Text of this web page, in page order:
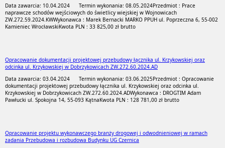
Data zawarcia: 10.04.2024 Termin wykonania: 08.05.2024Przedmiot : Prace
naprawcze schodów wejściowych do świetlicy wiejskiej w Wojnowicach
ZW.272.59.2024.KWWykonawca : Marek Bernacki MARKO PPUH ul. Poprzeczna 6, 55-002
Kamieniec WrocławskiKwota PLN : 33 825,00 zł brutto
Opracowanie dokumentacji projektowej przebudowy łącznika ul. Krzykowskiej oraz
odcinka ul. Krzykowskiej w Dobrzykowicach ZW.272.60.2024.AD
Data zawarcia: 03.04.2024 Termin wykonania: 03.06.2025Przedmiot : Opracowanie
dokumentacji projektowej przebudowy łącznika ul. Krzykowskiej oraz odcinka ul.
Krzykowskiej w Dobrzykowicach ZW.272.60.2024.ADWykonawca : DROGTIM Adam
Pawłucki ul. Spokojna 14, 55-093 KątnaKwota PLN : 128 781,00 zł brutto
Opracowanie projektu wykonawczego branży drogowej i odwodnieniowej w ramach
zadania Przebudowa i rozbudowa Budynku UG Czernica